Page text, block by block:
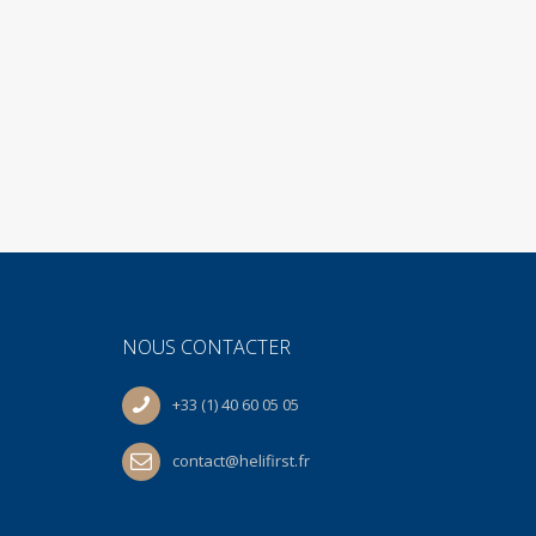
NOUS CONTACTER
+33 (1) 40 60 05 05
contact@helifirst.fr